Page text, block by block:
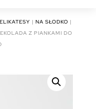
| NA SŁODKO |
Z PIANKAMI DO